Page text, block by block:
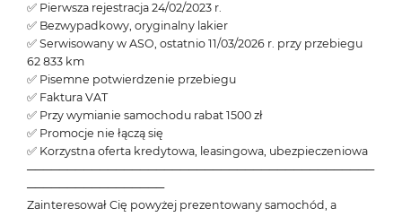
✅ Pierwsza rejestracja 24/02/2023 r.
✅ Bezwypadkowy, oryginalny lakier
✅ Serwisowany w ASO, ostatnio 11/03/2026 r. przy przebiegu
62 833 km
✅ Pisemne potwierdzenie przebiegu
✅ Faktura VAT
✅ Przy wymianie samochodu rabat 1500 zł
✅ Promocje nie łączą się
✅ Korzystna oferta kredytowa, leasingowa, ubezpieczeniowa
───────────────────────────────────────────
─────────────────
Zainteresował Cię powyżej prezentowany samochód, a